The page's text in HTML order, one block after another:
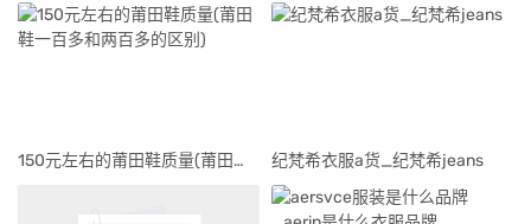
150元左右的莆田鞋质量(莆田鞋一百多和两百多的区别) 纪梵希衣服a货_纪梵希jeans